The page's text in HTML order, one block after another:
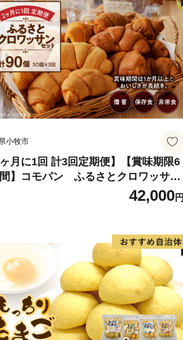
小牧市
ヶ月に1回 計3回定期便】【賞味期限6
】コモパン ふるさとクロワッサン
ト（計90個）／災害用備蓄 保存食 非
42,000円